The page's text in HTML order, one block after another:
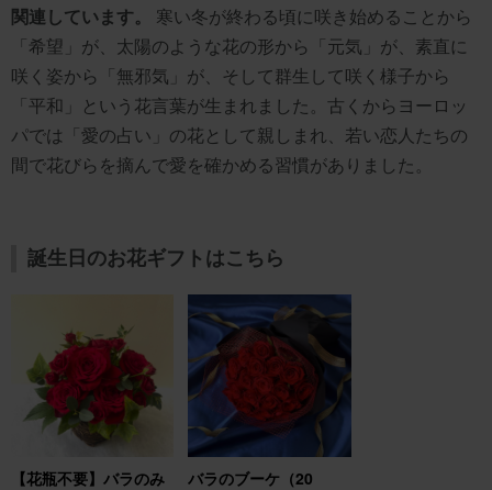
関連しています。
寒い冬が終わる頃に咲き始めることから
「希望」が、太陽のような花の形から「元気」が、素直に
咲く姿から「無邪気」が、そして群生して咲く様子から
「平和」という花言葉が生まれました。古くからヨーロッ
パでは「愛の占い」の花として親しまれ、若い恋人たちの
間で花びらを摘んで愛を確かめる習慣がありました。
誕生日のお花ギフトはこちら
【花瓶不要】バラのみ
バラのブーケ（20